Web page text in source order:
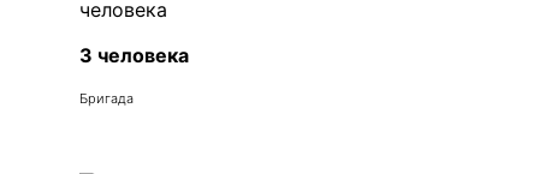
3 человека
Бригада